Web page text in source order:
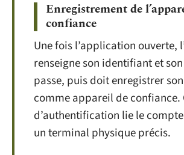
Enregistrement de
confiance
Une fois l’application ouverte,
renseigne son identifiant et
passe, puis doit enregistrer
comme appareil de confiance.
d’authentification lie le
un terminal physique précis.